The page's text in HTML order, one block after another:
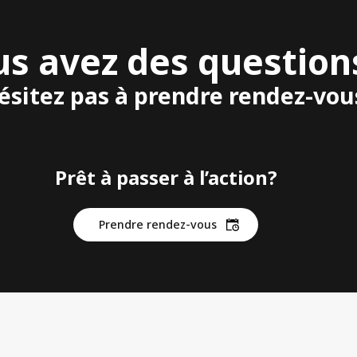
avez des
pas à prendre rendez-
Prêt à passer à l’action?
Prendre rendez-vous